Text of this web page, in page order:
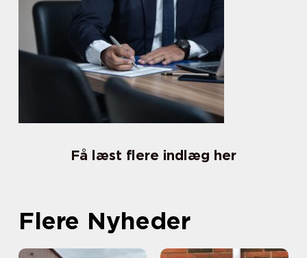
Få læst flere indlæg her
Flere Nyheder